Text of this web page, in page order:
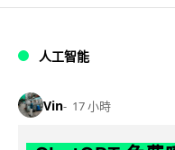
人工智能
Vin 17 小時